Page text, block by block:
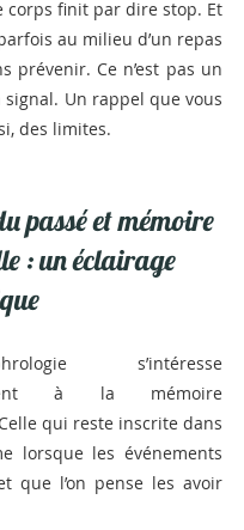
corps finit par dire stop. Et
au milieu d’un repas
prévenir. Ce n’est pas un
signal. Un rappel que vous
des limites.
passé et mémoire
: un éclairage
s’intéresse
à la mémoire
qui reste inscrite dans
lorsque les événements
que l’on pense les avoir